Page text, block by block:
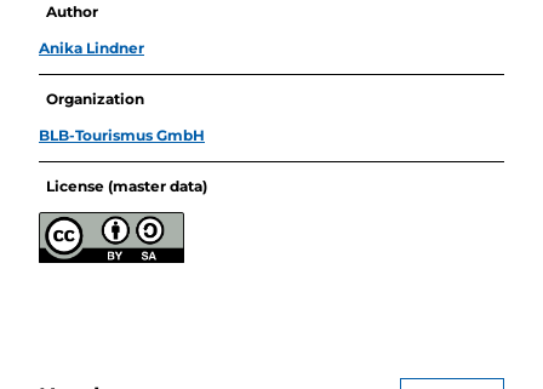
Author
Anika Lindner
Organization
BLB-Tourismus GmbH
License (master data)